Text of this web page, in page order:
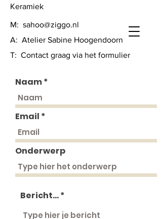
Keramiek
M: sahoo@ziggo.nl
A: Atelier Sabine Hoogendoorn
T: Contact graag via het formulier
Naam
Email
Onderwerp
Bericht...